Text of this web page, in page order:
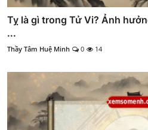
Tỵ là gì trong Tử Vi? Ảnh
...
Thầy Tâm Huệ Minh 0 14